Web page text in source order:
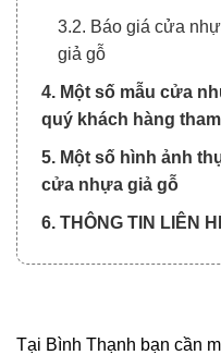
3.2. Báo giá cửa
giả gỗ
4. Một số mẫu cửa
quý khách hàng
5. Một số hình ảnh
cửa nhựa giả gỗ
6. THÔNG TIN LIÊN
Tại Bình Thạnh bạn cần